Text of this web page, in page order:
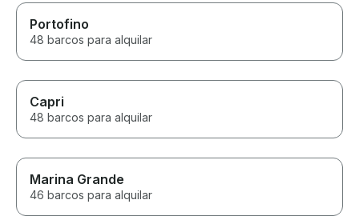
Portofino
48 barcos para alquilar
Capri
48 barcos para alquilar
Marina Grande
46 barcos para alquilar